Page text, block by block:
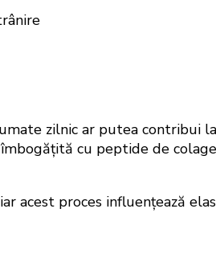
zilnic ar putea contribui
cu peptide de
acest proces influențează